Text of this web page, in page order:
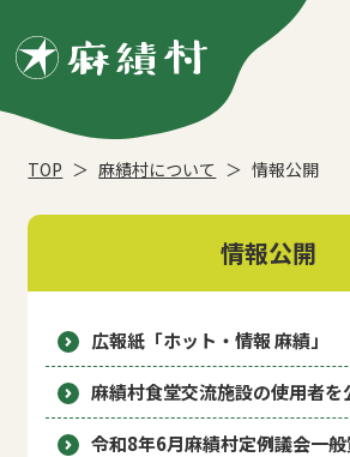
TOP 麻績村について 情報公開
情報公開
広報紙「ホット・情報 麻績」
麻績村食堂交流施設の使用者を
令和8年6月麻績村定例議会一般